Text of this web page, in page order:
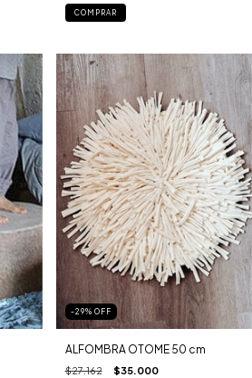
COMPRAR
-29% OFF
ALFOMBRA OTOME 50 cm
$27.162 $35.000